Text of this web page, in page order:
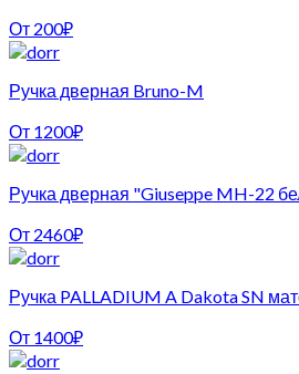
От 200₽
Ручка дверная Bruno-M
От 1200₽
Ручка дверная "Giuseppe MH-22
От 2460₽
Ручка PALLADIUM A Dakota SN
От 1400₽